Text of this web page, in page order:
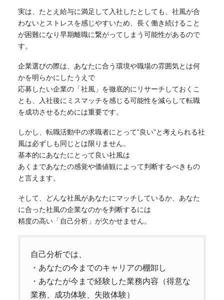
実は、たとえ給与に満足して入社したとしても、社風が合
わないとストレスを感じやすいため、長く働き続けること
が困難になり早期離職に繋がってしまう可能性があるので
す。
企業選びの際は、あなたに合う環境や職場の雰囲気とは何
かを明らかにしたうえで
応募したい企業の「社風」を徹底的にリサーチしておくこ
とも、入社後にミスマッチを感じる可能性を減らして転職
を成功させるためには重要です。
しかし、転職活動中の求職者にとって”良い”と考えられる社
風は必ずしも同じとは限りません。
基本的にあなたにとって良い社風は
あくまであなたの感覚や価値観によって判断するべきもの
と言えます。
そして、どんな社風があなたにマッチしているか、あなた
に合った社風の企業なのかを判断するには
精度の高い「自己分析」が欠かせません。
自己分析では、
・あなたの今までのキャリアの棚卸し
・あなたが今まで経験した業務内容（得意な
業務、成功体験、失敗体験）